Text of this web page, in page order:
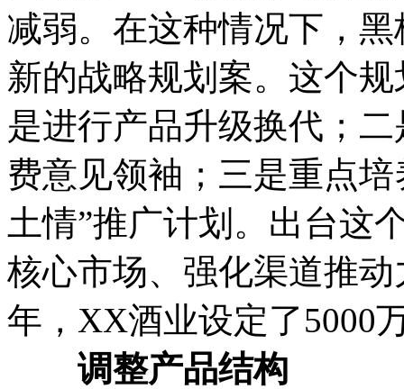
减弱。在这种情况下，
新的战略规划案。这个
是进行产品升级换代；
费意见领袖；三是重点
土情”推广计划。出台这
核心市场、强化渠道推
年，XX酒业设定了5000
调整产品结构